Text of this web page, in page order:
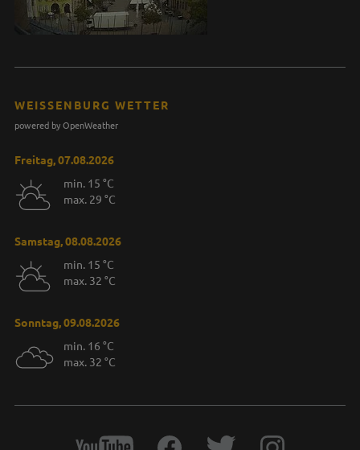
WEISSENBURG WETTER
powered by OpenWeather
Freitag, 07.08.2026
min. 15 °C
max. 29 °C
Samstag, 08.08.2026
min. 15 °C
max. 32 °C
Sonntag, 09.08.2026
min. 16 °C
max. 32 °C